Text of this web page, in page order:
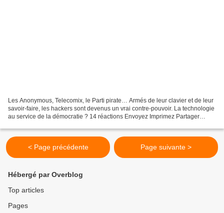
Les Anonymous, Telecomix, le Parti pirate… Armés de leur clavier et de leur
savoir-faire, les hackers sont devenus un vrai contre-pouvoir. La technologie
au service de la démocratie ? 14 réactions Envoyez Imprimez Partager
< Page précédente Page suivante >
Hébergé par Overblog
Top articles
Pages